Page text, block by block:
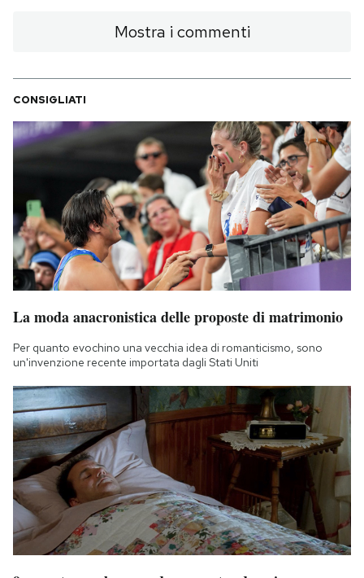
Mostra i commenti
CONSIGLIATI
La moda anacronistica delle proposte di matrimonio
Per quanto evochino una vecchia idea di romanticismo, sono
un'invenzione recente importata dagli Stati Uniti